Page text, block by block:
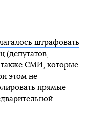
штрафовать
(депутатов,
также СМИ, которые
этом не
прямые